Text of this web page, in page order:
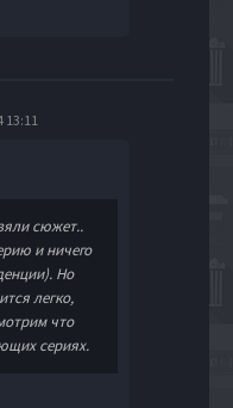
13:11
сюжет..
и ничего
Но
легко,
что
сериях.